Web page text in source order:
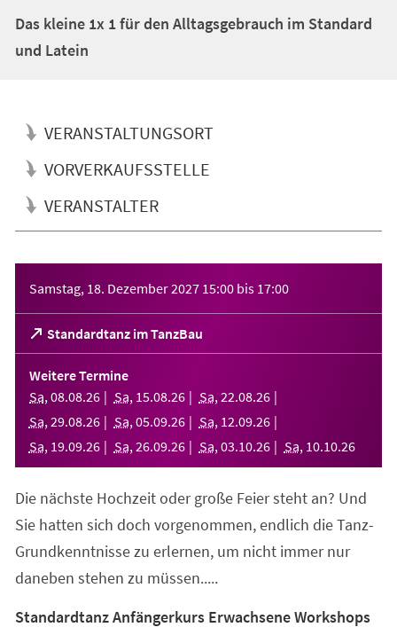
Das kleine 1x 1 für den Alltagsgebrauch im Standard
und Latein
VERANSTALTUNGSORT
VORVERKAUFSSTELLE
VERANSTALTER
Samstag, 18. Dezember 2027 15:00 bis 17:00
Standardtanz im TanzBau
(Öffnet
in
einem
neuen
Tab)
Weitere Termine
Sa, 08.08.26 Sa, 15.08.26 Sa, 22.08.26
Sa, 29.08.26 Sa, 05.09.26 Sa, 12.09.26
Sa, 19.09.26 Sa, 26.09.26 Sa, 03.10.26 Sa, 10.10.26
Die nächste Hochzeit oder große Feier steht an? Und
Sie hatten sich doch vorgenommen, endlich die Tanz-
Grundkenntnisse zu erlernen, um nicht immer nur
daneben stehen zu müssen.....
Standardtanz Anfängerkurs Erwachsene Workshops